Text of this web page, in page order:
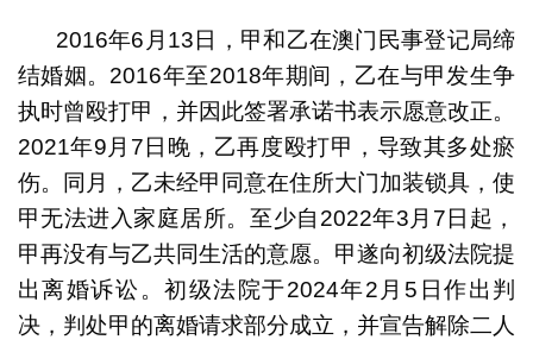
2016年6月13日，甲和乙在澳门民事登记局缔
结婚姻。2016年至2018年期间，乙在与甲发生争
执时曾殴打甲，并因此签署承诺书表示愿意改正。
2021年9月7日晚，乙再度殴打甲，导致其多处瘀
伤。同月，乙未经甲同意在住所大门加装锁具，使
甲无法进入家庭居所。至少自2022年3月7日起，
甲再没有与乙共同生活的意愿。甲遂向初级法院提
出离婚诉讼。初级法院于2024年2月5日作出判
决，判处甲的离婚请求部分成立，并宣告解除二人